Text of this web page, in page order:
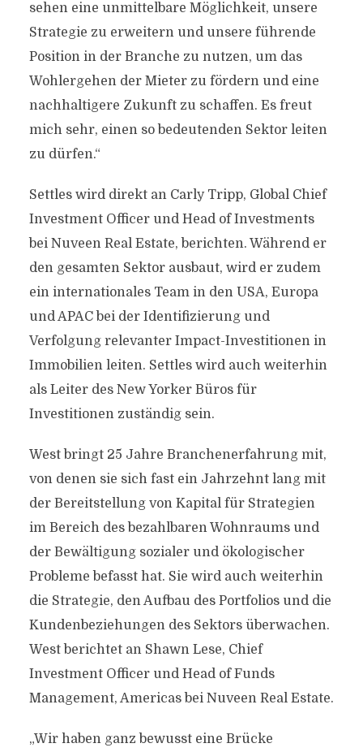
sehen eine unmittelbare Möglichkeit, unsere
Strategie zu erweitern und unsere führende
Position in der Branche zu nutzen, um das
Wohlergehen der Mieter zu fördern und eine
nachhaltigere Zukunft zu schaffen. Es freut
mich sehr, einen so bedeutenden Sektor leiten
zu dürfen.“
Settles wird direkt an Carly Tripp, Global Chief
Investment Officer und Head of Investments
bei Nuveen Real Estate, berichten. Während er
den gesamten Sektor ausbaut, wird er zudem
ein internationales Team in den USA, Europa
und APAC bei der Identifizierung und
Verfolgung relevanter Impact-Investitionen in
Immobilien leiten. Settles wird auch weiterhin
als Leiter des New Yorker Büros für
Investitionen zuständig sein.
West bringt 25 Jahre Branchenerfahrung mit,
von denen sie sich fast ein Jahrzehnt lang mit
der Bereitstellung von Kapital für Strategien
im Bereich des bezahlbaren Wohnraums und
der Bewältigung sozialer und ökologischer
Probleme befasst hat. Sie wird auch weiterhin
die Strategie, den Aufbau des Portfolios und die
Kundenbeziehungen des Sektors überwachen.
West berichtet an Shawn Lese, Chief
Investment Officer und Head of Funds
Management, Americas bei Nuveen Real Estate.
„Wir haben ganz bewusst eine Brücke